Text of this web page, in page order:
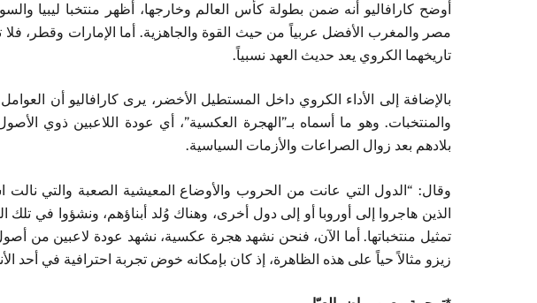
أوضح كارافاليو أنه ضمن بطولة كأس العالم وخارجها، أظهر منتخبا ليبيا
مصر والمغرب الأفضل عربياً من حيث القوة والجاهزية. أما الإمارات وقطر، فلا
تاريخهما الكروي يعد حديث العهد نسبياً.
بالإضافة إلى الأداء الكروي داخل المستطيل الأخضر، يرى كارافاليو أن
والمنتخبات. وهو ما أسماه بـ”الهجرة العكسية”، أي عودة اللاعبين ذوي
بلادهم بعد زوال الصراعات والأزمات السياسية.
وقال: “الدول التي عانت من الحروب والأوضاع المعيشية الصعبة والتي نالت
الذين هاجروا إلى أوروبا أو إلى دول أخرى، وهناك وُلد أبناؤهم، ونشؤوا في تلك
تمثيل منتخباتها. أما الآن، فنحن نشهد هجرة عكسية، نشهد عودة لاعبين من
زيزو مثالاً حياً على هذه الظاهرة، إذ كان بإمكانه خوض تجربة احترافية في أحد